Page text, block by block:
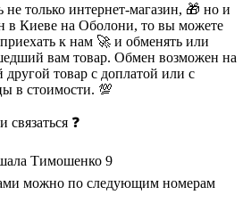
не только интернет-магазин, 🎁 но и
в Киеве на Оболони, то вы можете
к нам 🚀 и обменять или
вам товар. Обмен возможен на
товар с доплатой или с
в стоимости. 💯
❓
Тимошенко 9
можно по следующим номерам